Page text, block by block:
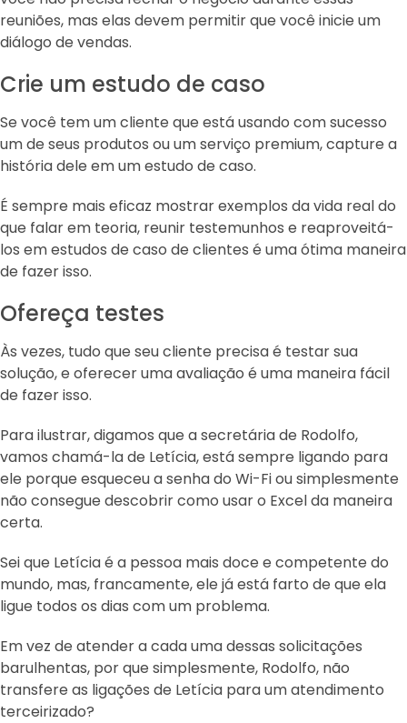
reuniões, mas elas devem permitir que você inicie um
diálogo de vendas.
Crie um estudo de caso
Se você tem um cliente que está usando com sucesso
um de seus produtos ou um serviço premium, capture a
história dele em um estudo de caso.
É sempre mais eficaz mostrar exemplos da vida real do
que falar em teoria, reunir testemunhos e reaproveitá-
los em estudos de caso de clientes é uma ótima maneira
de fazer isso.
Ofereça testes
Às vezes, tudo que seu cliente precisa é testar sua
solução, e oferecer uma avaliação é uma maneira fácil
de fazer isso.
Para ilustrar, digamos que a secretária de Rodolfo,
vamos chamá-la de Letícia, está sempre ligando para
ele porque esqueceu a senha do Wi-Fi ou simplesmente
não consegue descobrir como usar o Excel da maneira
certa.
Sei que Letícia é a pessoa mais doce e competente do
mundo, mas, francamente, ele já está farto de que ela
ligue todos os dias com um problema.
Em vez de atender a cada uma dessas solicitações
barulhentas, por que simplesmente, Rodolfo, não
transfere as ligações de Letícia para um atendimento
terceirizado?